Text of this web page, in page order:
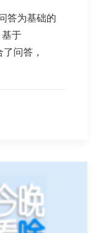
答为基础的
于
问答，